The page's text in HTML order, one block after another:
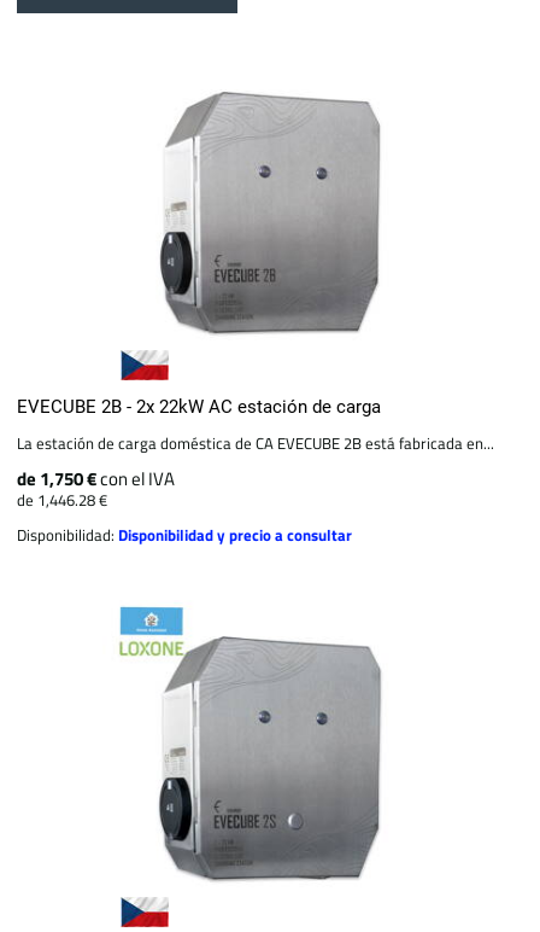
EVECUBE 2B - 2x 22kW AC estación de carga
La estación de carga doméstica de CA EVECUBE 2B está fabricada en...
de 1,750 €con el IVA
de 1,446.28 €
Disponibilidad: Disponibilidad y precio a consultar